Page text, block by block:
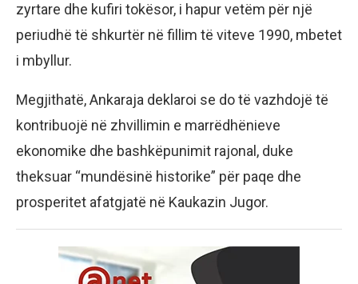
zyrtare dhe kufiri tokësor, i hapur vetëm për një
periudhë të shkurtër në fillim të viteve 1990, mbetet
i mbyllur.
Megjithatë, Ankaraja deklaroi se do të vazhdojë të
kontribuojë në zhvillimin e marrëdhënieve
ekonomike dhe bashkëpunimit rajonal, duke
theksuar “mundësinë historike” për paqe dhe
prosperitet afatgjatë në Kaukazin Jugor.